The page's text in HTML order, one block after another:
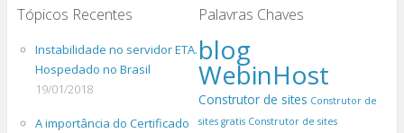
Tópicos Recentes
Instabilidade no servidor ETA.
Hospedado no Brasil
19/01/2018
A importância do Certificado
Palavras Chaves
blog
WebinHost
Construtor de sites Construtor de
sites gratis Construtor de sites